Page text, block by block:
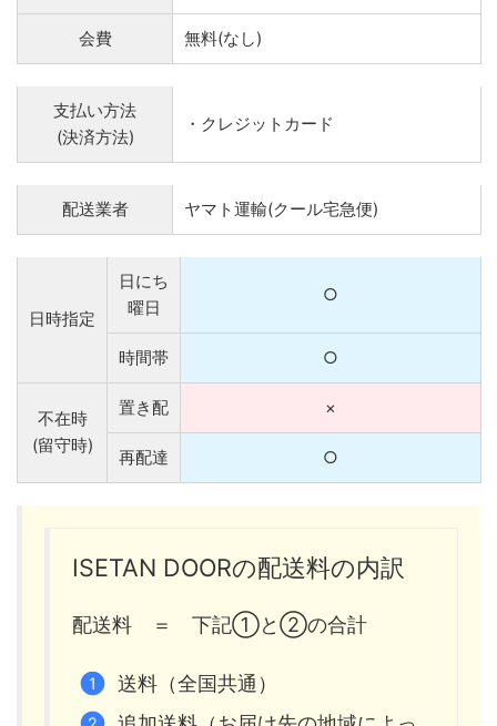
会費 無料(なし)
支払い方法
(決済方法)
・クレジットカード
配送業者 ヤマト運輸(クール宅急便)
日時指定
日にち
曜日
○
時間帯 ○
不在時
(留守時)
置き配 ×
再配達 ○
ISETAN DOORの配送料の内訳
配送料 ＝ 下記①と②の合計
送料（全国共通）